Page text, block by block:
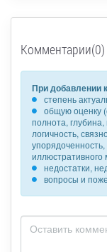
Комментарии(0)
При добавлении
степень
общую оценку
полнота,
логичность,
иллюстративного
недостатки,
вопросы и